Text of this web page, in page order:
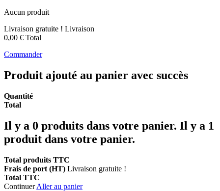
Aucun produit
Livraison gratuite ! Livraison
0,00 € Total
Commander
Produit ajouté au panier avec succès
Quantité
Total
Il y a 0 produits dans votre panier. Il y a 1
produit dans votre panier.
Total produits TTC
Frais de port (HT) Livraison gratuite !
Total TTC
ContinuerAller au panier